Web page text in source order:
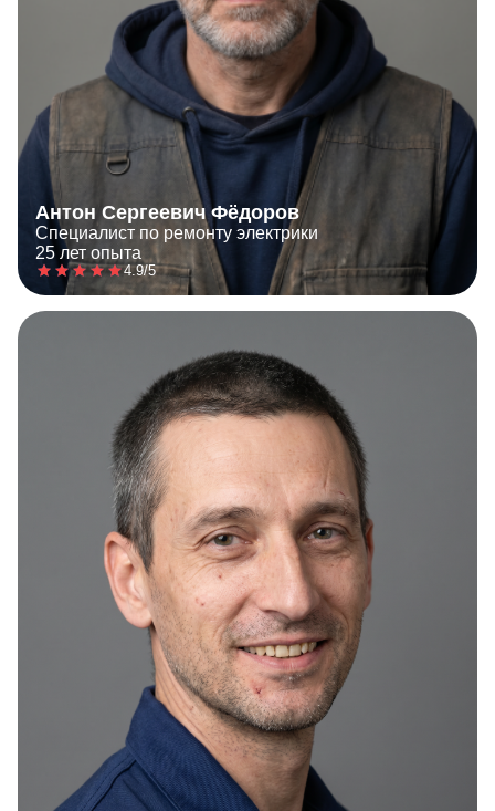
Антон Сергеевич Фёдоров
Специалист по ремонту электрики
25 лет опыта
4.9/5